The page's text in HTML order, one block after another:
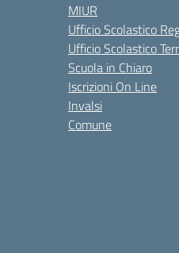
MIUR
Ufficio Scolastico
Ufficio Scolastico
Scuola in Chiaro
Iscrizioni On Line
Invalsi
Comune